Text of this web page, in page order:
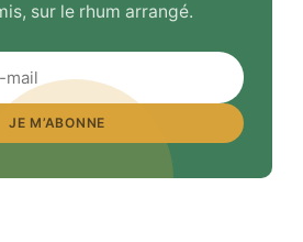
sur le rhum arrangé.
JE M’ABONNE